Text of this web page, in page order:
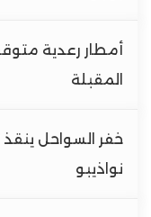
أمطار رعدية
المقبلة
نواذيبو